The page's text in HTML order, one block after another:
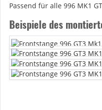
Passend für alle 996 MK1
Beispiele des